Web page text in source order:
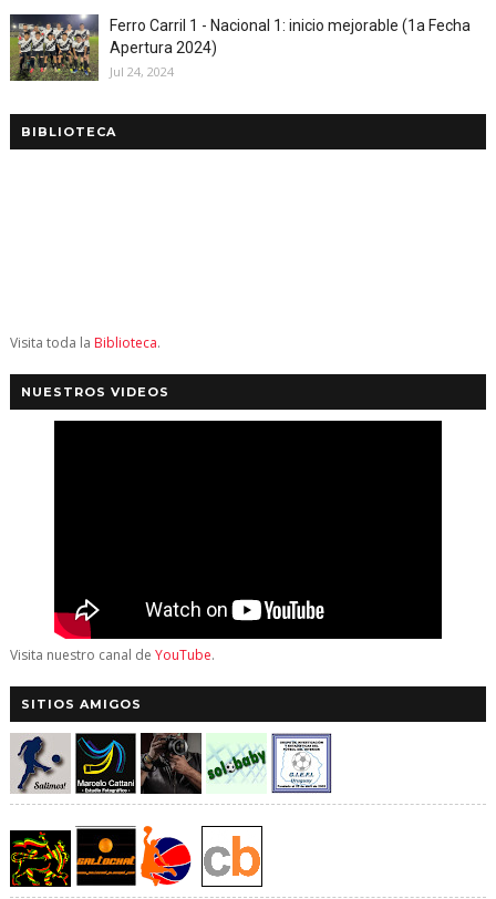
Ferro Carril 1 - Nacional 1: inicio mejorable (1a Fecha
Apertura 2024)
Jul 24, 2024
BIBLIOTECA
Visita toda la Biblioteca.
NUESTROS VIDEOS
Visita nuestro canal de YouTube.
SITIOS AMIGOS